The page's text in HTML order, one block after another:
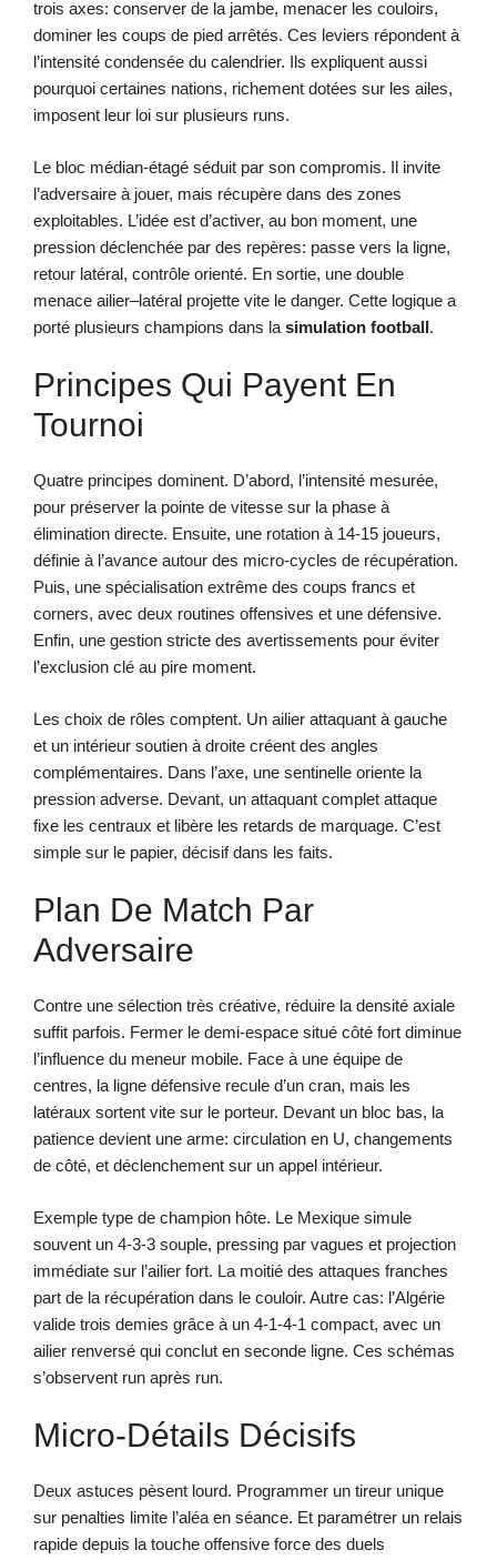
trois axes: conserver de la jambe, menacer les couloirs,
dominer les coups de pied arrêtés. Ces leviers répondent à
l’intensité condensée du calendrier. Ils expliquent aussi
pourquoi certaines nations, richement dotées sur les ailes,
imposent leur loi sur plusieurs runs.
Le bloc médian-étagé séduit par son compromis. Il invite
l’adversaire à jouer, mais récupère dans des zones
exploitables. L’idée est d’activer, au bon moment, une
pression déclenchée par des repères: passe vers la ligne,
retour latéral, contrôle orienté. En sortie, une double
menace ailier–latéral projette vite le danger. Cette logique a
porté plusieurs champions dans la simulation football.
Principes Qui Payent En
Tournoi
Quatre principes dominent. D’abord, l’intensité mesurée,
pour préserver la pointe de vitesse sur la phase à
élimination directe. Ensuite, une rotation à 14-15 joueurs,
définie à l’avance autour des micro-cycles de récupération.
Puis, une spécialisation extrême des coups francs et
corners, avec deux routines offensives et une défensive.
Enfin, une gestion stricte des avertissements pour éviter
l’exclusion clé au pire moment.
Les choix de rôles comptent. Un ailier attaquant à gauche
et un intérieur soutien à droite créent des angles
complémentaires. Dans l’axe, une sentinelle oriente la
pression adverse. Devant, un attaquant complet attaque
fixe les centraux et libère les retards de marquage. C’est
simple sur le papier, décisif dans les faits.
Plan De Match Par
Adversaire
Contre une sélection très créative, réduire la densité axiale
suffit parfois. Fermer le demi-espace situé côté fort diminue
l’influence du meneur mobile. Face à une équipe de
centres, la ligne défensive recule d’un cran, mais les
latéraux sortent vite sur le porteur. Devant un bloc bas, la
patience devient une arme: circulation en U, changements
de côté, et déclenchement sur un appel intérieur.
Exemple type de champion hôte. Le Mexique simule
souvent un 4-3-3 souple, pressing par vagues et projection
immédiate sur l’ailier fort. La moitié des attaques franches
part de la récupération dans le couloir. Autre cas: l’Algérie
valide trois demies grâce à un 4-1-4-1 compact, avec un
ailier renversé qui conclut en seconde ligne. Ces schémas
s’observent run après run.
Micro-Détails Décisifs
Deux astuces pèsent lourd. Programmer un tireur unique
sur penalties limite l’aléa en séance. Et paramétrer un relais
rapide depuis la touche offensive force des duels